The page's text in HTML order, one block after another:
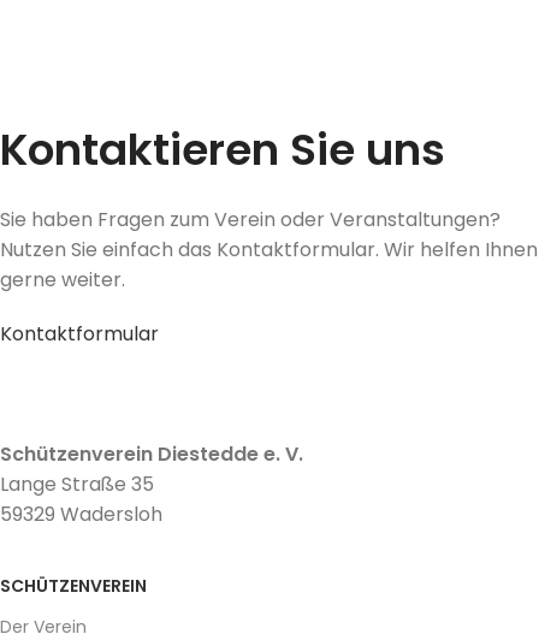
Kontaktieren Sie uns
Sie haben Fragen zum Verein oder Veranstaltungen?
Nutzen Sie einfach das Kontaktformular. Wir helfen Ihnen
gerne weiter.
Kontaktformular
Schützenverein Diestedde e. V.
Lange Straße 35
59329 Wadersloh
SCHÜTZENVEREIN
Der Verein